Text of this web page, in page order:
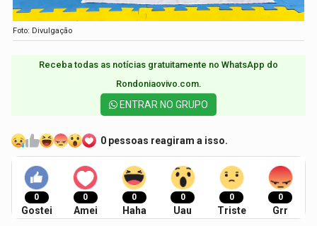
Foto: Divulgação
Receba todas as notícias gratuitamente no WhatsApp do
Rondoniaovivo.com.​
ENTRAR NO GRUPO
0 pessoas reagiram a isso.
0
Gostei
0
Amei
0
Haha
0
Uau
0
Triste
0
Grr